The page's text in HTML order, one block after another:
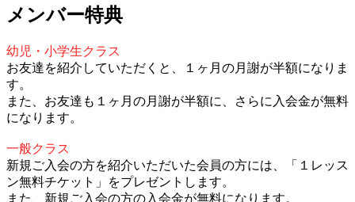
メンバー特典
幼児・小学生クラス
お友達を紹介していただくと、１ヶ月の月謝が半額になりま
す。
また、お友達も１ヶ月の月謝が半額に、さらに入会金が無料
になります。
一般クラス
新規ご入会の方を紹介いただいた会員の方には、「１レッス
ン無料チケット」をプレゼントします。
また、 新規ご入会の方の入会金が無料になります。